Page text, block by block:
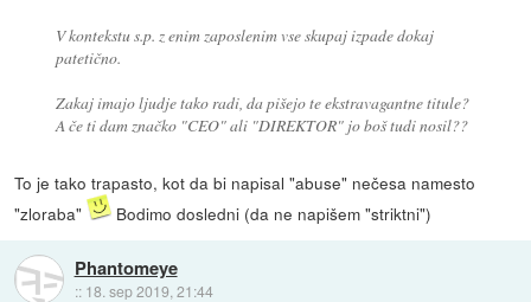
V kontekstu s.p. z enim zaposlenim vse skupaj izpade dokaj
patetično.
Zakaj imajo ljudje tako radi, da pišejo te ekstravagantne titule?
A če ti dam značko "CEO" ali "DIREKTOR" jo boš tudi nosil??
To je tako trapasto, kot da bi napisal "abuse" nečesa namesto
"zloraba"
Bodimo dosledni (da ne napišem "striktni")
Phantomeye
:: 18. sep 2019, 21:44